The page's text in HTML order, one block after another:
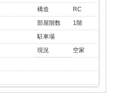
構造
RC
部屋階数
1階
駐車場
現況
空家